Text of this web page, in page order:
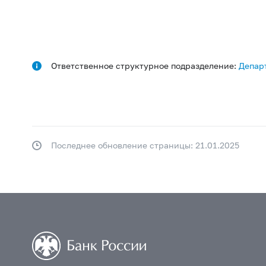
Ответственное структурное подразделение:
Последнее обновление страницы: 21.01.2025